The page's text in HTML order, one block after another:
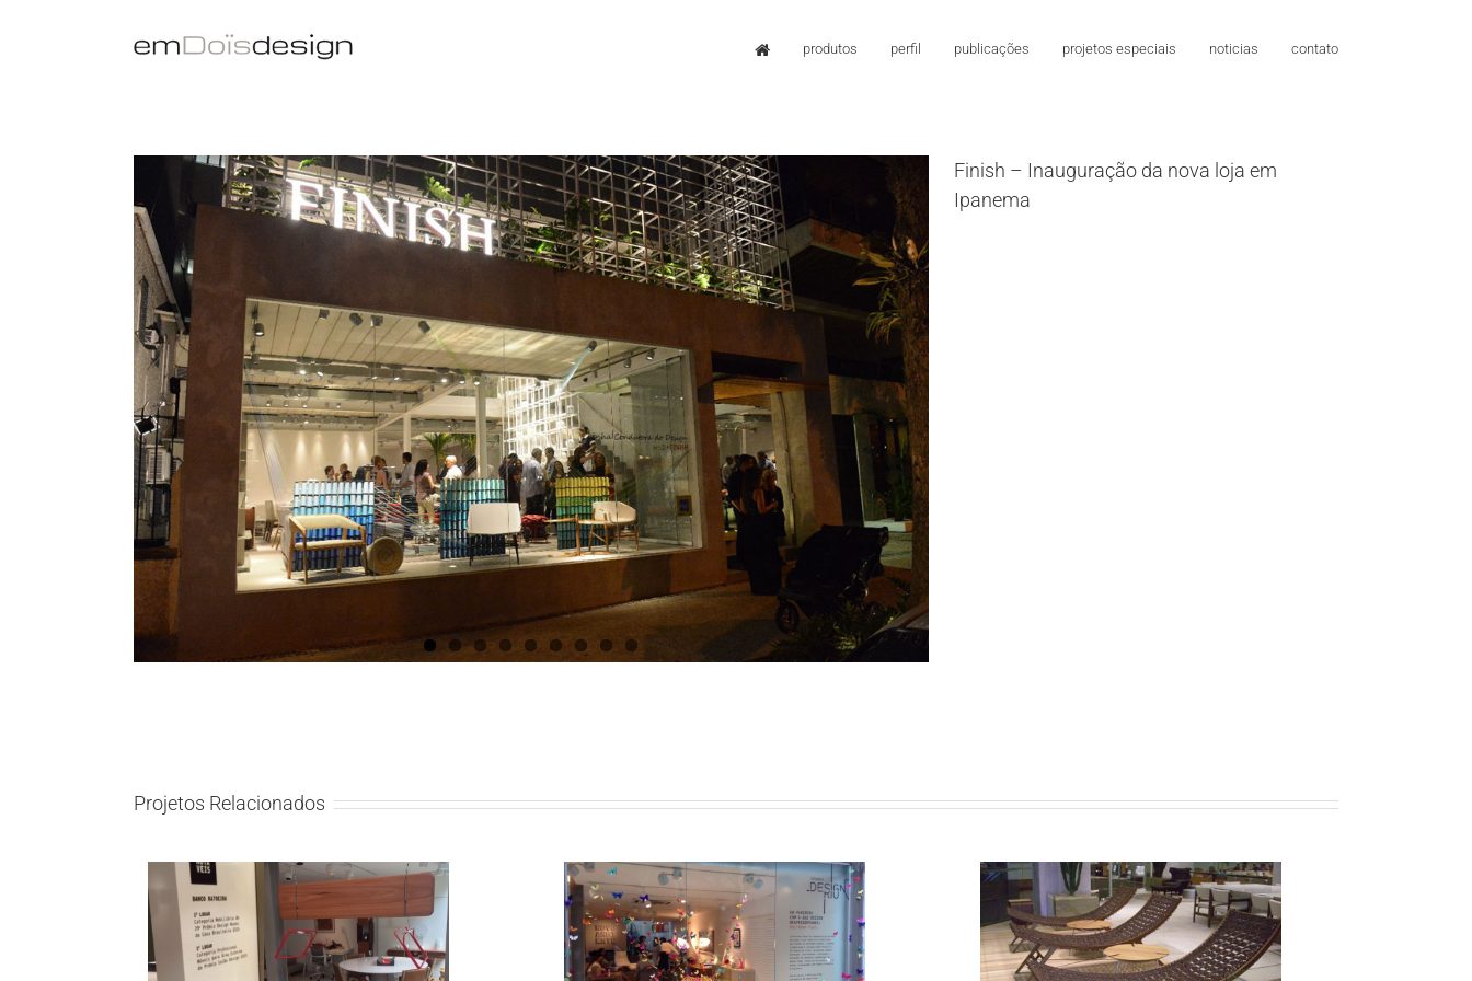
produtos perfil publicações projetos especiais noticias contato
Finish – Inauguração da nova loja em
Ipanema
Projetos Relacionados
Novo Ambiente – Notáveis
Novo Ambiente – Semana Design
Dpot Design + Artesanato